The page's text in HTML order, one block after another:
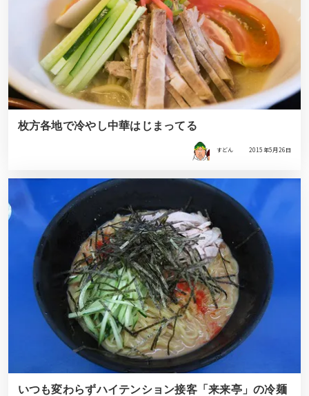
枚方各地で冷やし中華はじまってる
すどん 2015年5月26日
いつも変わらずハイテンション接客「来来亭」の冷麺